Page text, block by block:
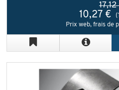
10,27 €
Prix web, frais de